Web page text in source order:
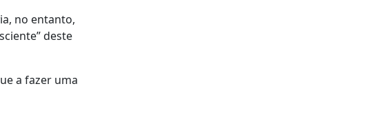
no entanto,
deste
a fazer uma